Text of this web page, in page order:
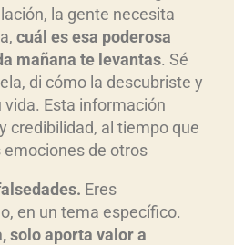
la gente necesita
cuál es esa poderosa
mañana te levantas. Sé
di cómo la descubriste y
Esta información
credibilidad, al tiempo que
de otros
Eres
en un tema específico.
solo aporta valor a